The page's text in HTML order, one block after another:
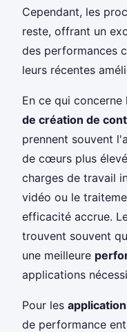
Cependant, les
reste, offrant un
des performances
leurs récentes
En ce qui concerne
de création de
prennent souvent
de cœurs plus
charges de travail
vidéo ou le
efficacité accrue.
trouvent souvent
une meilleure
applications
Pour les
de performance